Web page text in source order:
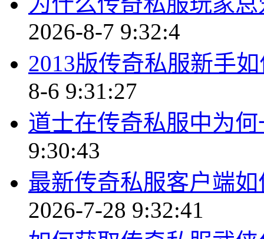
2026-8-7 9:32:4
2013版传奇私服新手
8-6 9:31:27
道士在传奇私服中为
9:30:43
最新传奇私服客户端
2026-7-28 9:32:41